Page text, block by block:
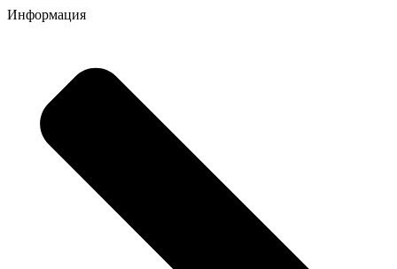
Информация